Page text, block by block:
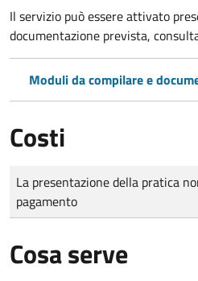
Il servizio può essere attivato
documentazione prevista,
Moduli da compilare e
Costi
Tipo di pagamento
Importo
La presentazione della pratica
pagamento
Cosa serve